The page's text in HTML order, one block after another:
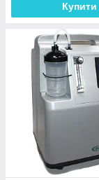
Купити